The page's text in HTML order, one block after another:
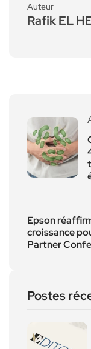
Auteur
Rafik EL
Epson
croissance
Partner
Postes